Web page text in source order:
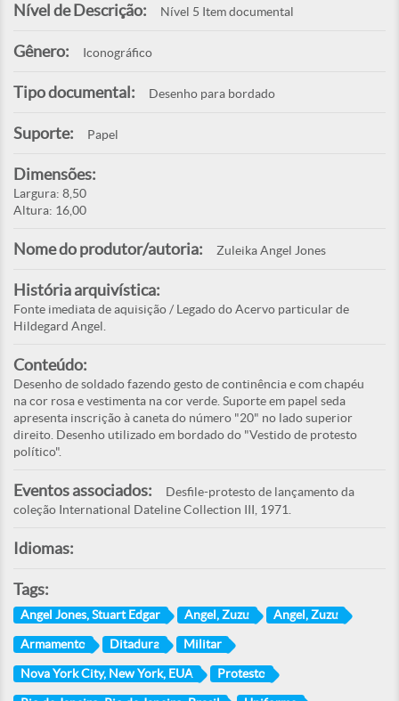
Nível de Descrição: Nível 5 Item documental
Gênero: Iconográfico
Tipo documental: Desenho para bordado
Suporte: Papel
Dimensões:
Largura: 8,50
Altura: 16,00
Nome do produtor/autoria: Zuleika Angel Jones
História arquivística:
Fonte imediata de aquisição / Legado do Acervo particular de
Hildegard Angel.
Conteúdo:
Desenho de soldado fazendo gesto de continência e com chapéu
na cor rosa e vestimenta na cor verde. Suporte em papel seda
apresenta inscrição à caneta do número "20" no lado superior
direito. Desenho utilizado em bordado do "Vestido de protesto
político".
Eventos associados:
Desfile-protesto de lançamento da
coleção International Dateline Collection III, 1971.
Idiomas:
Tags:
Angel Jones, Stuart Edgar Angel, Zuzu Angel, Zuzu
Armamento Ditadura Militar
Nova York City, New York, EUA Protesto